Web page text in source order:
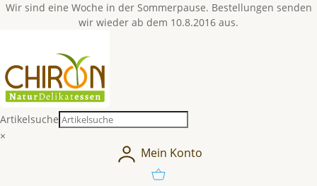
Wir sind eine Woche in der Sommerpause. Bestellungen senden
wir wieder ab dem 10.8.2016 aus.
Artikelsuche
×
Mein Konto